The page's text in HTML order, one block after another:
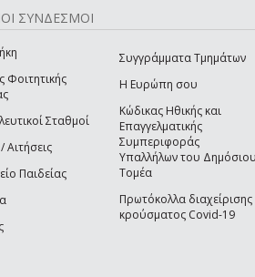
ΣΥΝΔΕΣΜΟΙ
Φοιτητικής
Σταθμοί
Αιτήσεις
Παιδείας
Συγγράμματα Τμημάτων
Η Ευρώπη σου
Κώδικας Ηθικής και
Επαγγελματικής
Συμπεριφοράς
Υπαλλήλων του Δημόσιου
Τομέα
Πρωτόκολλα διαχείρισης
κρούσματος Covid-19